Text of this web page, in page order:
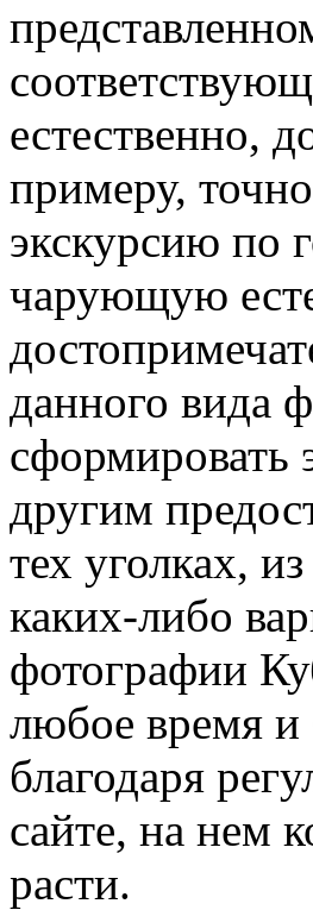
естественно,
примеру,
экскурсию по
чарующую
данного вида
сформировать
другим
тех уголках,
каких-либо
фотографии
любое время и
благодаря
сайте, на нем
расти.